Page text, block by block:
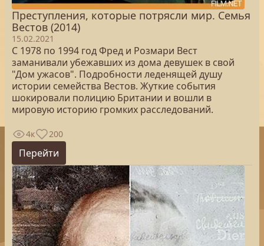
Преступления, которые потрясли мир. Семья
Вестов (2014)
15.02.2021
С 1978 по 1994 год Фред и Розмари Вест
заманивали убежавших из дома девушек в свой
"Дом ужасов". Подробности леденящей душу
истории семейства Вестов. Жуткие события
шокировали полицию Британии и вошли в
мировую историю громких расследований.
4к 200
Перейти